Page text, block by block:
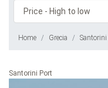
Home Grecia Santorini
Santorini Port